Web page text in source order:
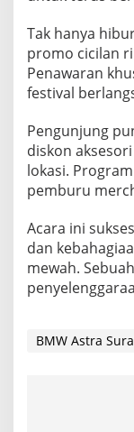
Tak hanya
promo cicilan
Penawaran
festival
Pengunjung
diskon
lokasi.
pemburu
Acara ini
dan
mewah.
BMW Astra